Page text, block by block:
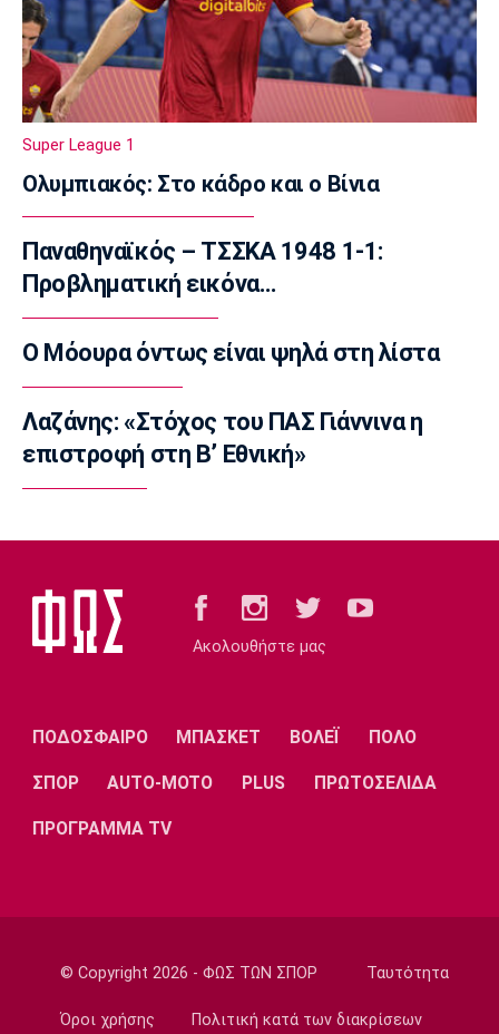
Conference League
Παναθηναϊκός: Προς εξάντληση τα εισιτήρια
για τη ρεβάνς με την ΤΣΣΚΑ 1948
20:50
Η UEFA εμμένει στην απόφαση της
20:35
Μπόρνμουθ: Υποβλήθηκε σε επέμβαση ο
Αραούχο
Champions League
Ολυμπιακός: Ο διαιτητής της ρεβάνς με τη
20:03
Europa League
Άντερλεχτ: Με βασικό τον Μπιανκόν
την ΤΣΣΚΑ 1948
19:46
Άντερλεχτ
Super League 1
Το αποχαιρετιστήριο μήνυμα του Ορτέγκα
Champions League
19:03
Super League 1
Ολυμπιακός: Στο κάδρο και ο Βίνια
Παναθηναϊκός – ΤΣΣΚΑ 1948 1-1:
Προβληματική εικόνα…
Ο Μόουρα όντως είναι ψηλά στη λίστα
Λαζάνης: «Στόχος του ΠΑΣ Γιάννινα η
επιστροφή στη Β’ Εθνική»
Ακολουθήστε μας
ΠΟΔΟΣΦΑΙΡΟ ΜΠΑΣΚΕΤ ΒΟΛΕΪ ΠΟΛΟ
ΣΠΟΡ AUTO-MOTO PLUS ΠΡΩΤΟΣΕΛΙΔΑ
ΠΡΟΓΡΑΜΜΑ TV
© Copyright 2026 - ΦΩΣ ΤΩΝ ΣΠΟΡ Ταυτότητα
Όροι χρήσης Πολιτική κατά των διακρίσεων